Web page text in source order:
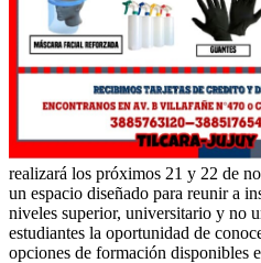
realizará los próximos 21 y 22 de
un espacio diseñado para reunir a
niveles superior, universitario y no
estudiantes la oportunidad de
opciones de formación disponibles